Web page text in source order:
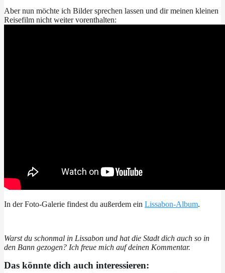
Aber nun möchte ich Bilder sprechen lassen und dir meinen kleinen
Reisefilm nicht weiter vorenthalten:
In der Foto-Galerie findest du außerdem ein Lissabon-Album.
Warst du schonmal in Lissabon und hat die Stadt dich auch so in
den Bann gezogen? Ich freue mich auf deinen Kommentar.
Das könnte dich auch interessieren: